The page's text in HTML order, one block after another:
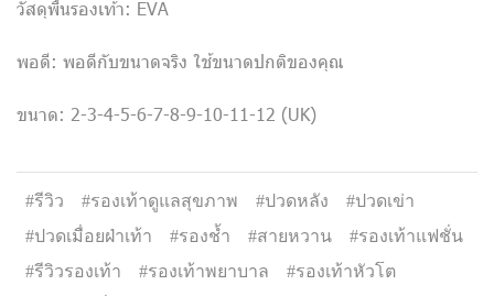
วัสดุพื้นรองเท้า: EVA
พอดี: พอดีกับขนาดจริง ใช้ขนาดปกติของคุณ
ขนาด: 2-3-4-5-6-7-8-9-10-11-12 (UK)
#รีวิว #รองเท้าดูแลสุขภาพ #ปวดหลัง
#ปวดเข่า
#ปวดเมื่อยฝ่าเท้า
#รองช้ำ #สายหวาน
#รองเท้าแฟชั่น
#รีวิวรองเท้า
#รองเท้าพยาบาล
#รองเท้าหัวโต